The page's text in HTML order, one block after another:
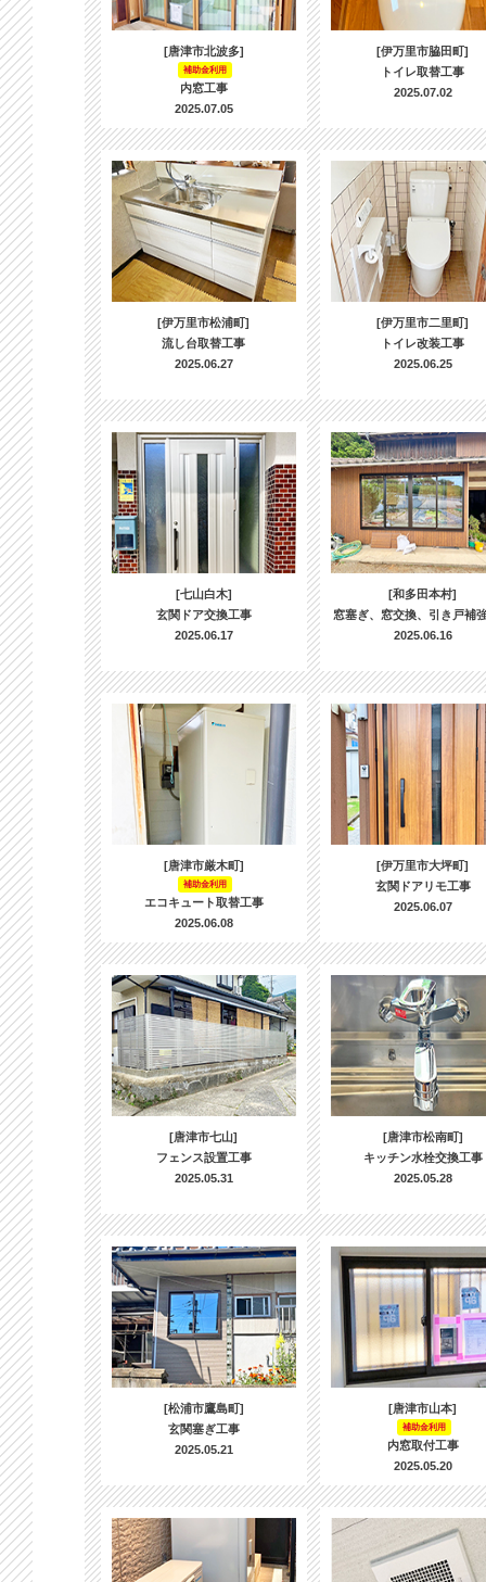
[唐津市北波多]
補助金利用
内窓工事
2025.07.05
[伊万里市脇田町]
トイレ取替工事
2025.07.02
[伊万里市松浦町]
流し台取替工事
2025.06.27
[伊万里市二里町]
トイレ改装工事
2025.06.25
[七山白木]
玄関ドア交換工事
2025.06.17
[和多田本村]
窓塞ぎ、窓交換、引き戸補
2025.06.16
[唐津市厳木町]
補助金利用
エコキュート取替工事
2025.06.08
[伊万里市大坪町]
玄関ドアリモ工事
2025.06.07
[唐津市七山]
フェンス設置工事
2025.05.31
[唐津市松南町]
キッチン水栓交換工事
2025.05.28
[松浦市鷹島町]
玄関塞ぎ工事
2025.05.21
[唐津市山本]
補助金利用
内窓取付工事
2025.05.20